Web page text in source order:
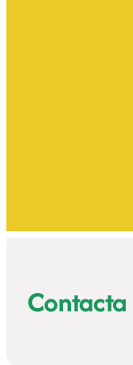
Contacta